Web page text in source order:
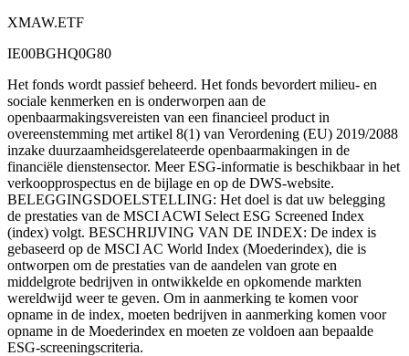
XMAW.ETF
IE00BGHQ0G80
Het fonds wordt passief beheerd. Het fonds bevordert milieu- en
sociale kenmerken en is onderworpen aan de
openbaarmakingsvereisten van een financieel product in
overeenstemming met artikel 8(1) van Verordening (EU) 2019/2088
inzake duurzaamheidsgerelateerde openbaarmakingen in de
financiële dienstensector. Meer ESG-informatie is beschikbaar in het
verkoopprospectus en de bijlage en op de DWS-website.
BELEGGINGSDOELSTELLING: Het doel is dat uw belegging
de prestaties van de MSCI ACWI Select ESG Screened Index
(index) volgt. BESCHRIJVING VAN DE INDEX: De index is
gebaseerd op de MSCI AC World Index (Moederindex), die is
ontworpen om de prestaties van de aandelen van grote en
middelgrote bedrijven in ontwikkelde en opkomende markten
wereldwijd weer te geven. Om in aanmerking te komen voor
opname in de index, moeten bedrijven in aanmerking komen voor
opname in de Moederindex en moeten ze voldoen aan bepaalde
ESG-screeningscriteria.